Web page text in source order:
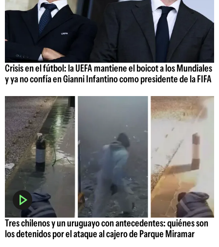
Crisis en el fútbol: la UEFA mantiene el boicot a los Mundiales
y ya no confía en Gianni Infantino como presidente de la FIFA
Tres chilenos y un uruguayo con antecedentes: quiénes son
los detenidos por el ataque al cajero de Parque Miramar